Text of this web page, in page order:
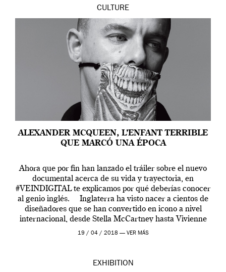
CULTURE
ALEXANDER MCQUEEN, L’ENFANT TERRIBLE
QUE MARCÓ UNA ÉPOCA
Ahora que por fin han lanzado el tráiler sobre el nuevo
documental acerca de su vida y trayectoria, en
#VEINDIGITAL te explicamos por qué deberías conocer
al genio inglés. Inglaterra ha visto nacer a cientos de
diseñadores que se han convertido en icono a nivel
internacional, desde Stella McCartney hasta Vivienne
Westwood pasando […]
19 / 04 / 2018 — VER MÁS
EXHIBITION